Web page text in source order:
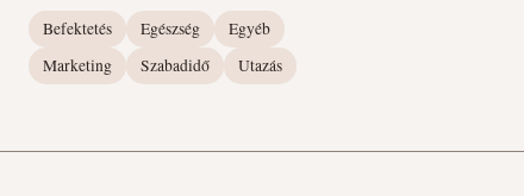
Befektetés Egészség
Egyéb
Marketing
Szabadidő Utazás